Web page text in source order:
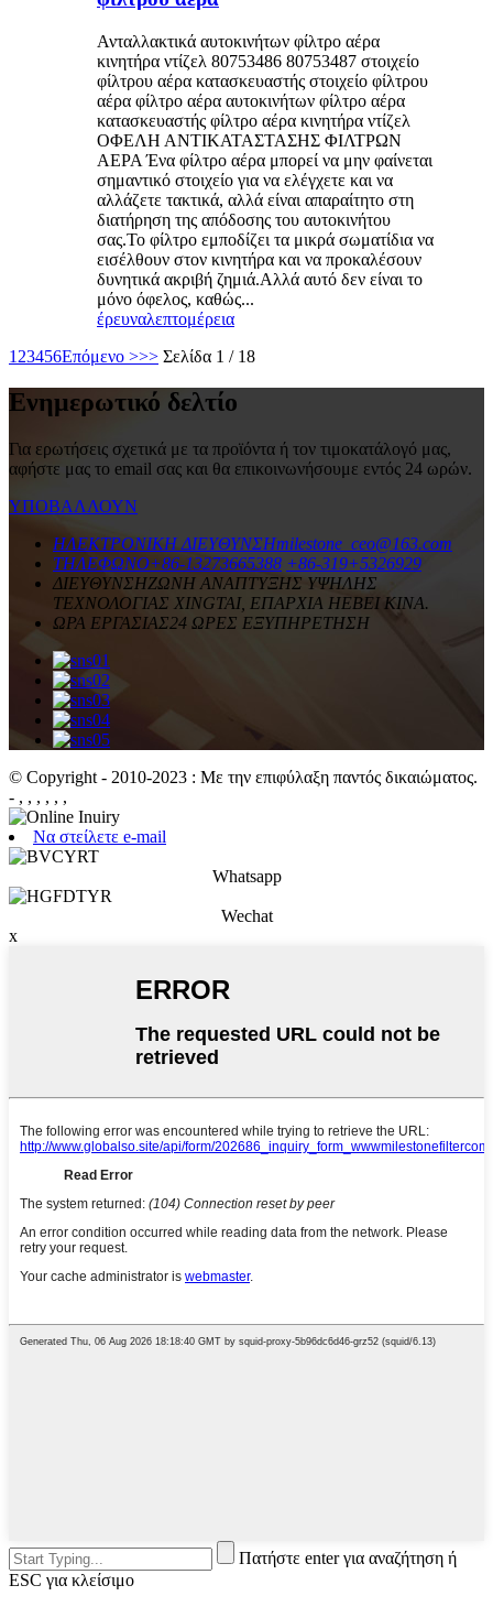
Ανταλλακτικά αυτοκινήτων φίλτρο αέρα
κινητήρα ντίζελ 80753486 80753487 στοιχείο
φίλτρου αέρα κατασκευαστής στοιχείο φίλτρου
αέρα φίλτρο αέρα αυτοκινήτων φίλτρο αέρα
κατασκευαστής φίλτρο αέρα κινητήρα ντίζελ
ΟΦΕΛΗ ΑΝΤΙΚΑΤΑΣΤΑΣΗΣ ΦΙΛΤΡΩΝ
ΑΕΡΑ Ένα φίλτρο αέρα μπορεί να μην φαίνεται
σημαντικό στοιχείο για να ελέγχετε και να
αλλάζετε τακτικά, αλλά είναι απαραίτητο στη
διατήρηση της απόδοσης του αυτοκινήτου
σας.Το φίλτρο εμποδίζει τα μικρά σωματίδια να
εισέλθουν στον κινητήρα και να προκαλέσουν
δυνητικά ακριβή ζημιά.Αλλά αυτό δεν είναι το
μόνο όφελος, καθώς...
έρευναλεπτομέρεια
1 23456Επόμενο >>> Σελίδα 1 / 18
Ενημερωτικό δελτίο
Για ερωτήσεις σχετικά με τα προϊόντα ή τον τιμοκατάλογό μας,
αφήστε μας το email σας και θα επικοινωνήσουμε εντός 24 ωρών.
ΥΠΟΒΑΛΛΟΥΝ
ΗΛΕΚΤΡΟΝΙΚΗ ΔΙΕΥΘΥΝΣΗmilestone_ceo@163.com
ΤΗΛΕΦΩΝΟ+86-13273665388 +86-319+5326929
ΔΙΕΥΘΥΝΣΗΖΩΝΗ ΑΝΑΠΤΥΞΗΣ ΥΨΗΛΗΣ
ΤΕΧΝΟΛΟΓΙΑΣ XINGTAI, ΕΠΑΡΧΙΑ HEBEI ΚΙΝΑ.
ΩΡΑ ΕΡΓΑΣΙΑΣ24 ΩΡΕΣ ΕΞΥΠΗΡΕΤΗΣΗ
© Copyright - 2010-2023 : Με την επιφύλαξη παντός δικαιώματος.
- , , , , , ,
Να στείλετε e-mail
Whatsapp
Wechat
x
Πατήστε enter για αναζήτηση ή
ESC για κλείσιμο